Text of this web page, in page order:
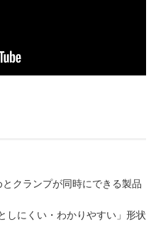
クランプが同時にできる製品
しにくい・わかりやすい」形状